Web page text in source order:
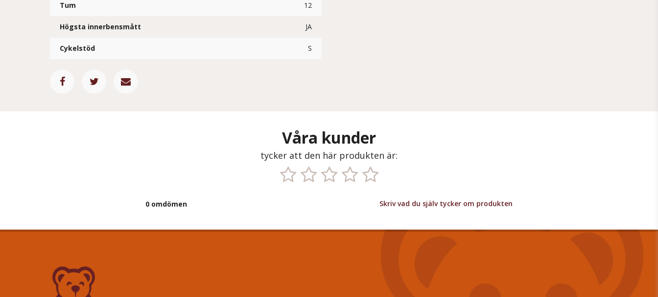
Tum 12
Högsta innerbensmått JA
Cykelstöd S
Våra kunder
tycker att den här produkten är:
0 omdömen Skriv vad du själv tycker om produkten